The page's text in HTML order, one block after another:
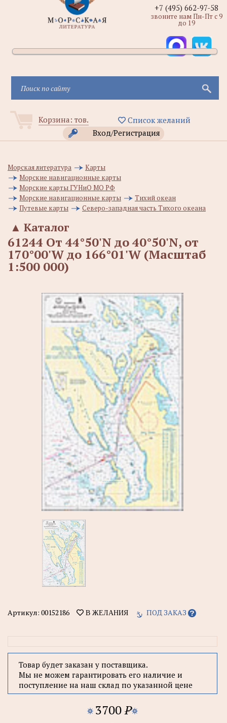
Корзина: тов.
Список желаний
Вход/Регистрация
+7 (495) 662-97-58
звоните нам Пн-Пт с 9
до 19
Морская литература
Карты
Морские навигационные карты
Морские карты ГУНиО МО РФ
Морские навигационные карты
Тихий океан
Путевые карты
Северо-западная часть Тихого океана
Каталог
▲
61244 От 44°50'N до 40°50'N, от
170°00'W до 166°01'W (Масштаб
1:500 000)
Артикул: 00152186 В ЖЕЛАНИЯ ПОД ЗАКАЗ
Товар будет заказан у поставщика.
Мы не можем гарантировать его наличие и
поступление на наш склад по указанной цене
3700P